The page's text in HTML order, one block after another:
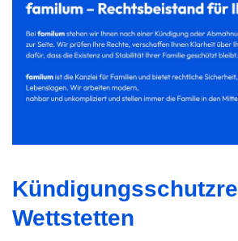
Wettstetten